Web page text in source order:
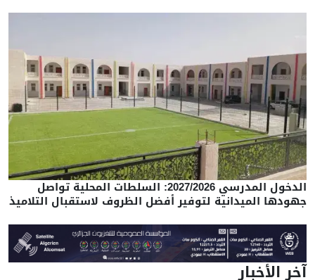
الدخول المدرسي 2027/2026: السلطات المحلية تواصل
جهودها الميدانية لتوفير أفضل الظروف لاستقبال التلاميذ
آخر الأخبار